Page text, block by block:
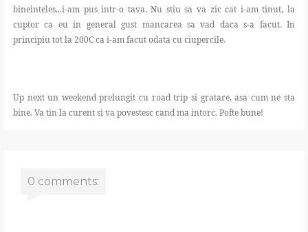
bineinteles...i-am pus intr-o tava. Nu stiu sa va zic cat i-am tinut, la
cuptor ca eu in general gust mancarea sa vad daca s-a facut. In
principiu tot la 200C ca i-am facut odata cu ciupercile.
Up next un weekend prelungit cu road trip si gratare, asa cum ne sta
bine. Va tin la curent si va povestesc cand ma intorc. Pofte bune!
0 comments: